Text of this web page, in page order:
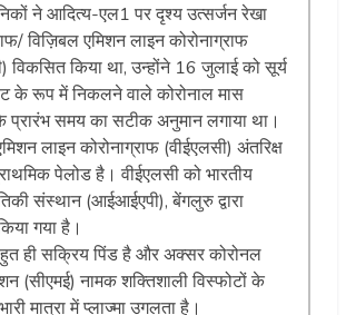
ने आदित्य-एल1 पर दृश्य उत्सर्जन रेखा
विज़िबल एमिशन लाइन कोरोनाग्राफ
विकसित किया था, उन्होंने 16 जुलाई को सूर्य
के रूप में निकलने वाले कोरोनाल मास
समय का सटीक अनुमान लगाया था।
लाइन कोरोनाग्राफ (वीईएलसी) अंतरिक्ष
पेलोड है। वीईएलसी को भारतीय
संस्थान (आईआईएपी), बेंगलुरु द्वारा
गया है।
ही सक्रिय पिंड है और अक्सर कोरोनल
(सीएमई) नामक शक्तिशाली विस्फोटों के
मात्रा में प्लाज्मा उगलता है।